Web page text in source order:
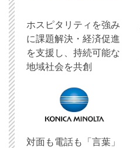
ホスピタリティを強み
に課題解決・経済促進
を支援し、持続可能な
地域社会を共創
対面も電話も「言葉」